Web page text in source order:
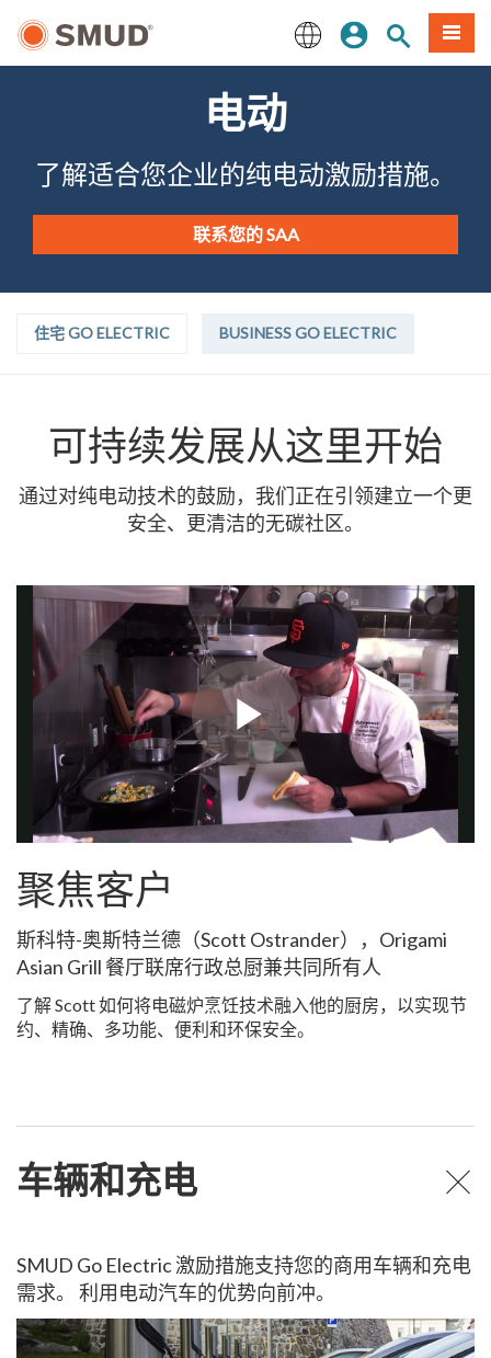
English
登录网站搜索
項目
电动
了解适合您企业的纯电动激励措施。
联系您的 SAA
住宅 GO ELECTRIC BUSINESS GO ELECTRIC
可持续发展从这里开始
通过对纯电动技术的鼓励，我们正在引领建立一个更
安全、更清洁的无碳社区。
聚焦客户
斯科特-奥斯特兰德（Scott Ostrander），Origami
Asian Grill 餐厅联席行政总厨兼共同所有人
了解 Scott 如何将电磁炉烹饪技术融入他的厨房，以实现节
约、精确、多功能、便利和环保安全。
车辆和充电
SMUD Go Electric 激励措施支持您的商用车辆和充电
需求。 利用电动汽车的优势向前冲。